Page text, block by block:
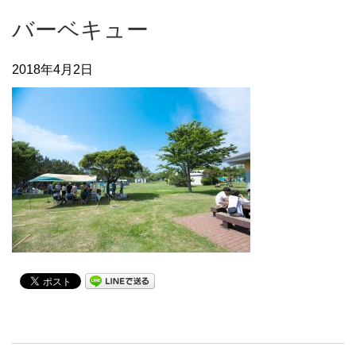
バーベキュー
2018年4月2日